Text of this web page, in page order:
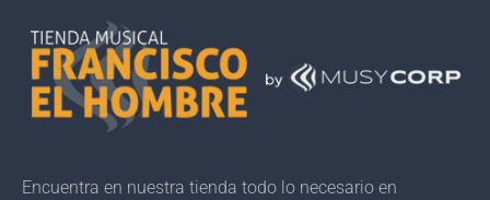
Encuentra en nuestra tienda todo lo necesario en